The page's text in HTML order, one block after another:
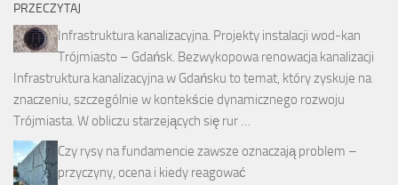
PRZECZYTAJ
Infrastruktura kanalizacyjna. Projekty instalacji wod-kan
Trójmiasto – Gdańsk. Bezwykopowa renowacja kanalizacji
Infrastruktura kanalizacyjna w Gdańsku to temat, który zyskuje na
znaczeniu, szczególnie w kontekście dynamicznego rozwoju
Trójmiasta. W obliczu starzejących się rur …
Czy rysy na fundamencie zawsze oznaczają problem –
przyczyny, ocena i kiedy reagować